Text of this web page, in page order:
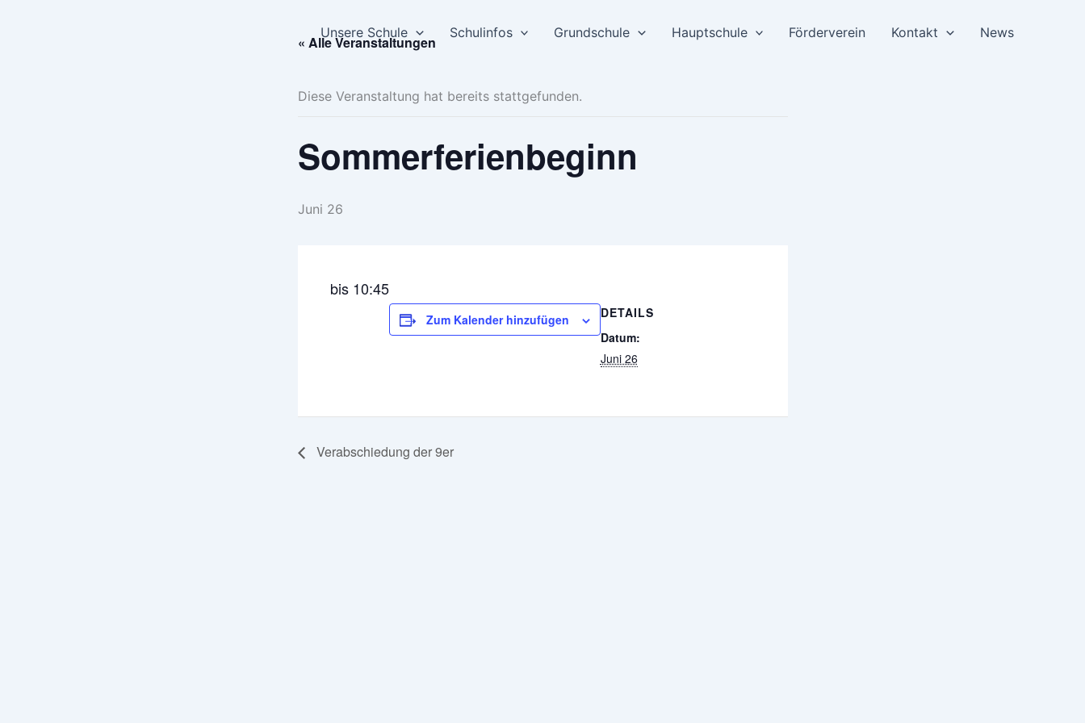
Unsere Schule Schulinfos Grundschule Hauptschule Förderverein Kontakt News
« Alle Veranstaltungen
Diese Veranstaltung hat bereits stattgefunden.
Sommerferienbeginn
Juni 26
bis 10:45
Zum Kalender hinzufügen
DETAILS
Datum:
Juni 26
Verabschiedung der 9er